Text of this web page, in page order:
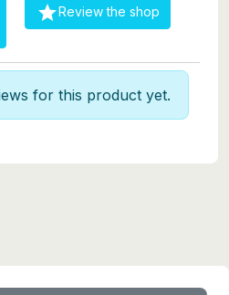
Review the shop
for this product yet.